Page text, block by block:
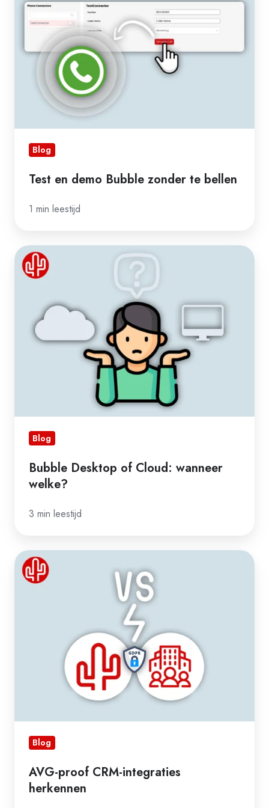
te
Blog
Test en demo Bubble zonder te bellen
1 min leestijd
Bubble
Desktop
Cloud:
wanneer
welke?
Blog
Bubble Desktop of Cloud: wanneer
welke?
3 min leestijd
AVG-
proof
Blog
AVG-proof CRM-integraties
herkennen